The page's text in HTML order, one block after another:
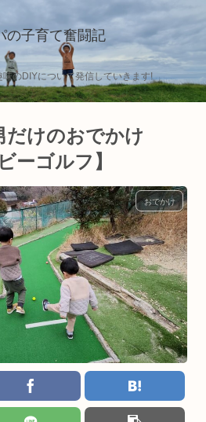
の子育て奮闘記
のDIYについて発信していきます!
だけのおでかけ
ーゴルフ】
おでかけ